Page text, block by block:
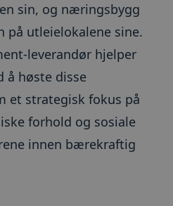
sin, og næringsbygg
på utleielokalene sine.
leverandør hjelper
å høste disse
et strategisk fokus på
forhold og sosiale
innen bærekraftig